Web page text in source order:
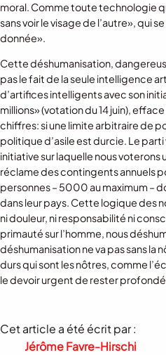
moral. Comme toute technologie
sans voir le visage de l’autre», qui
donnée».
Cette déshumanisation,
pas le fait de la seule intelligence
d’artifices intelligents avec son
millions» (votation du 14 juin),
chiffres: si une limite arbitraire de
politique d’asile est durcie. Le parti
initiative sur laquelle nous
réclame des contingents annuels
personnes – 5000 au maximum –
dans leur pays. Cette logique des
ni douleur, ni responsabilité ni
primauté sur l’homme, nous
déshumanisation ne va pas sans la
durs qui sont les nôtres, comme
le devoir urgent de rester
Cet article a été écrit par :
Jérôme Favre-Hirschi